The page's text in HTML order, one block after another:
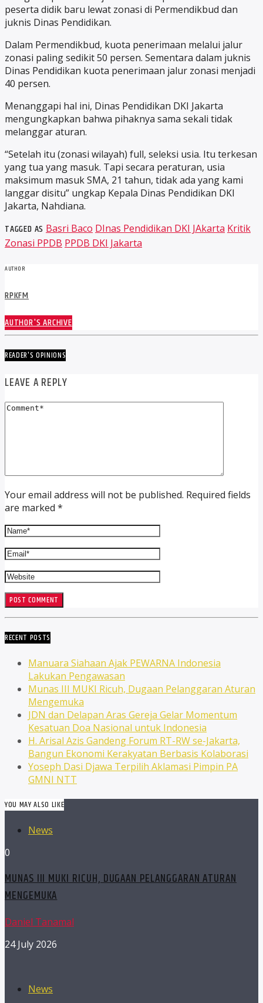
peserta didik baru lewat zonasi di Permendikbud dan
juknis Dinas Pendidikan.
Dalam Permendikbud, kuota penerimaan melalui jalur
zonasi paling sedikit 50 persen. Sementara dalam juknis
Dinas Pendidikan kuota penerimaan jalur zonasi menjadi
40 persen.
Menanggapi hal ini, Dinas Pendidikan DKI Jakarta
mengungkapkan bahwa pihaknya sama sekali tidak
melanggar aturan.
“Setelah itu (zonasi wilayah) full, seleksi usia. Itu terkesan
yang tua yang masuk. Tapi secara peraturan, usia
maksimum masuk SMA, 21 tahun, tidak ada yang kami
langgar disitu” ungkap Kepala Dinas Pendidikan DKI
Jakarta, Nahdiana.
TAGGED AS Basri Baco DInas Pendidikan DKI JAkarta Kritik
Zonasi PPDB PPDB DKI Jakarta
AUTHOR
RPKFM
AUTHOR'S ARCHIVE
READER'S OPINIONS
LEAVE A REPLY
Your email address will not be published. Required fields
are marked *
RECENT POSTS
Manuara Siahaan Ajak PEWARNA Indonesia
Lakukan Pengawasan
Munas III MUKI Ricuh, Dugaan Pelanggaran Aturan
Mengemuka
JDN dan Delapan Aras Gereja Gelar Momentum
Kesatuan Doa Nasional untuk Indonesia
H. Arisal Azis Gandeng Forum RT-RW se-Jakarta,
Bangun Ekonomi Kerakyatan Berbasis Kolaborasi
Yoseph Dasi Djawa Terpilih Aklamasi Pimpin PA
GMNI NTT
YOU MAY ALSO LIKE
News
0
MUNAS III MUKI RICUH, DUGAAN PELANGGARAN ATURAN
MENGEMUKA
Daniel Tanamal
24 July 2026
News